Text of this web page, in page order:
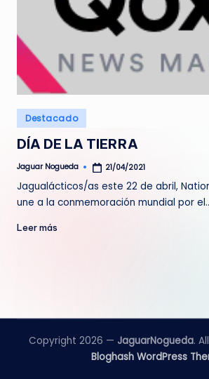
g
u
e
d
aPublicado
en
Destacado
DÍA DE LA TIERRA
Publicado
Jaguar Nogueda 21/04/2021
Jagualácticos/as este 22 de abril,
une a la conmemoración mundial por
Leer más
Copyright 2026 — JaguarNogueda.
Bloghash WordPress